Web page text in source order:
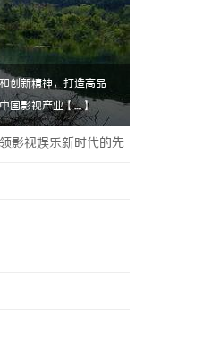
创新精神，打造高品
国影视产业【....】
影视娱乐新时代的先